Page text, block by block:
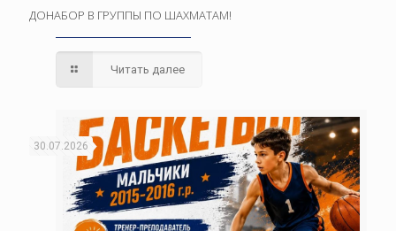
ДОНАБОР В ГРУППЫ ПО ШАХМАТАМ!
Читать далее
30.07.2026